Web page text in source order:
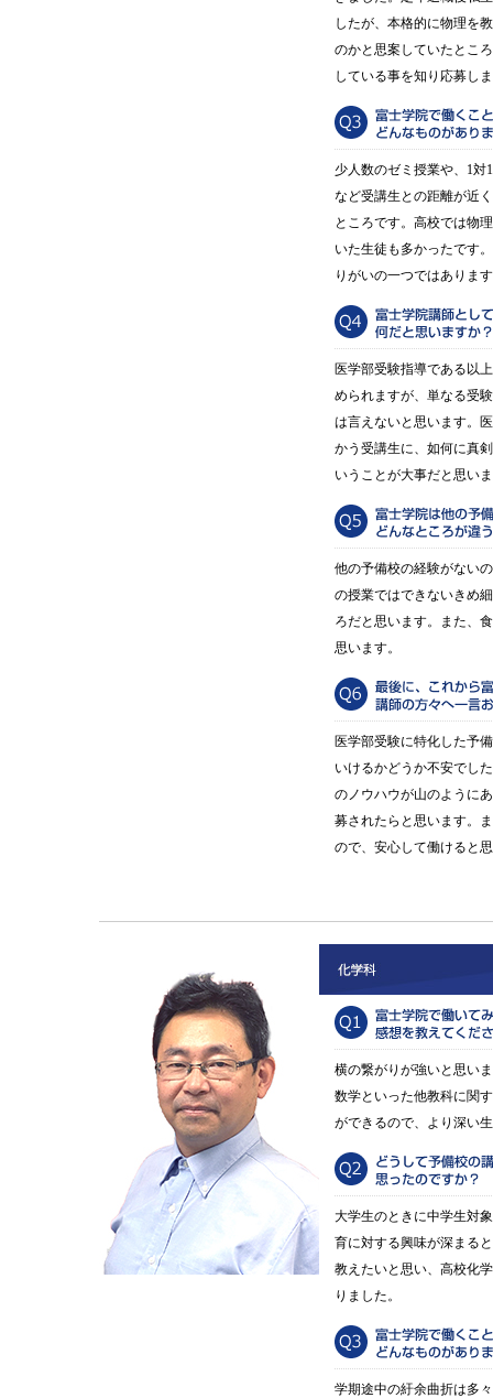
したが、本格的に物理を
のかと思案していたとこ
している事を知り応募し
少人数のゼミ授業や、1
など受講生との距離が近
ところです。高校では物
いた生徒も多かったです
りがいの一つではありま
医学部受験指導である以
められますが、単なる受
は言えないと思います。
かう受講生に、如何に真
いうことが大事だと思い
他の予備校の経験がない
の授業ではできないきめ
ろだと思います。また、
思います。
医学部受験に特化した予
いけるかどうか不安でし
のノウハウが山のように
募されたらと思います。
ので、安心して働けると
横の繋がりが強いと思い
数学といった他教科に関
ができるので、より深い
大学生のときに中学生対
育に対する興味が深まる
教えたいと思い、高校化
りました。
学期途中の紆余曲折は多